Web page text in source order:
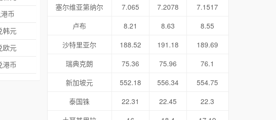
币
韩元
欧元
港币
塞尔维亚第纳尔
7.065 7.2078
7.1517
卢布
8.21 8.63
8.55
沙特里亚尔
188.52 191.18
189.69
瑞典克朗
75.36 75.96
76.1
新加坡元
552.18 556.34
554.75
泰国铢
22.31 22.45
22.3